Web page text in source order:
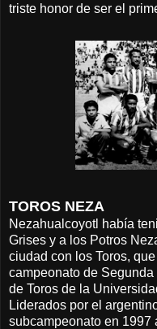
triste honor de ser el
TOROS NEZA
Nezahualcoyotl había
Grises y a los Potros
ciudad con los Toros,
campeonato de
de Toros de la
Liderados por el
subcampeonato en 1997